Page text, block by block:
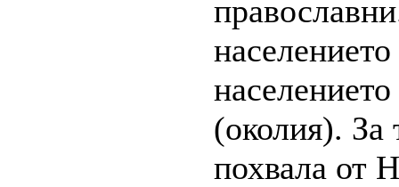
(околия). За
похвала от